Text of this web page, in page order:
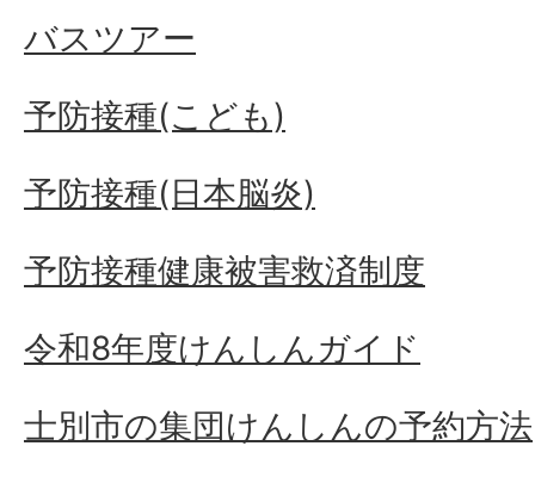
バスツアー
予防接種(こども)
予防接種(日本脳炎)
予防接種健康被害救済制度
令和8年度けんしんガイド
士別市の集団けんしんの予約方法